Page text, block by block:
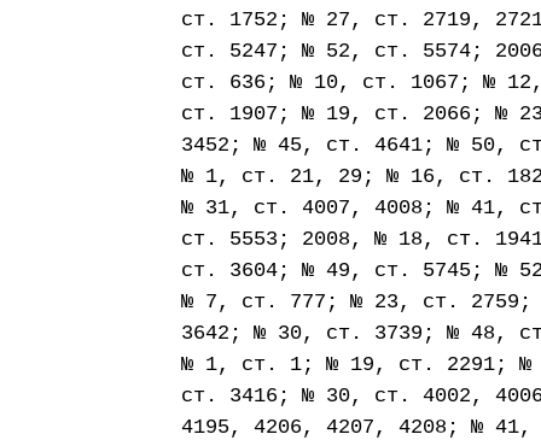
ст. 1752; № 27, ст. 2719,
ст. 5247; № 52, ст. 5574;
ст. 636; № 10, ст. 1067; №
ст. 1907; № 19, ст. 2066; №
3452; № 45, ст. 4641; № 50,
№ 1, ст. 21, 29; № 16, ст.
№ 31, ст. 4007, 4008; № 41,
ст. 5553; 2008, № 18, ст.
ст. 3604; № 49, ст. 5745; №
№ 7, ст. 777; № 23, ст. 2759;
3642; № 30, ст. 3739; № 48,
№ 1, ст. 1; № 19, ст. 2291; №
ст. 3416; № 30, ст. 4002,
4195, 4206, 4207, 4208; №